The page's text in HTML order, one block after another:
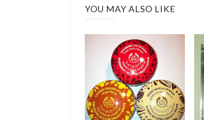
YOU MAY ALSO LIKE